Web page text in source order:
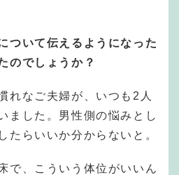
いて伝えるようになった
のでしょうか？
れなご夫婦が、いつも2人
ました。男性側の悩みとし
たらいいか分からないと。
で、こういう体位がいいん